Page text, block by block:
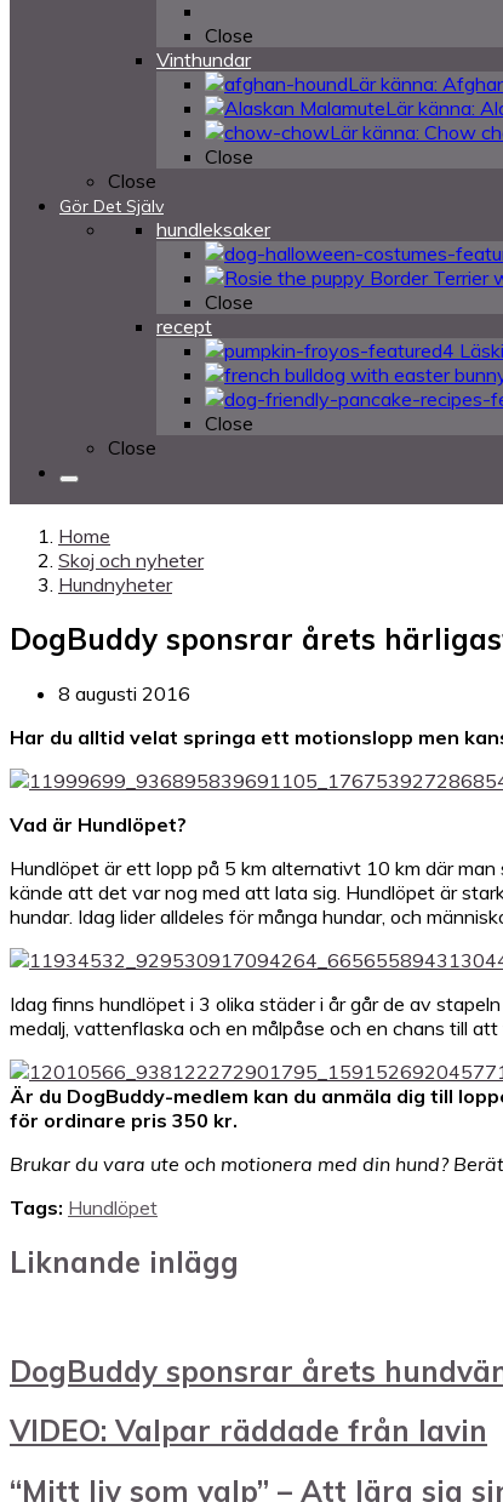
Close
Vinthundar
Lär känna:
Lär känna:
Lär känna: Chow
Close
Close
Gör Det Själv
hundleksaker
Close
recept
4
Close
Close
Home
Skoj och nyheter
Hundnyheter
DogBuddy sponsrar årets
8 augusti 2016
Har du alltid velat springa ett motionslopp men
Vad är Hundlöpet?
Hundlöpet är ett lopp på 5 km alternativt 10 km där
kände att det var nog med att lata sig. Hundlöpet är
hundar. Idag lider alldeles för många hundar, och
Idag finns hundlöpet i 3 olika städer i år går de av
medalj, vattenflaska och en målpåse och en chans till att
Är du DogBuddy-medlem kan du anmäla dig till
för ordinare pris 350 kr.
Brukar du vara ute och motionera med din hund?
Tags: Hundlöpet
Liknande inlägg
DogBuddy sponsrar årets
VIDEO: Valpar räddade från lavin
“Mitt liv som valp” – Att lära sig